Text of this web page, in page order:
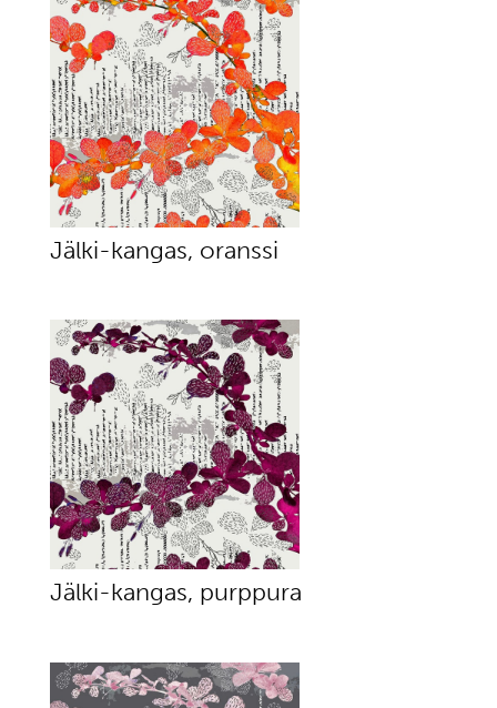
Jälki-kangas, oranssi
Jälki-kangas, purppura